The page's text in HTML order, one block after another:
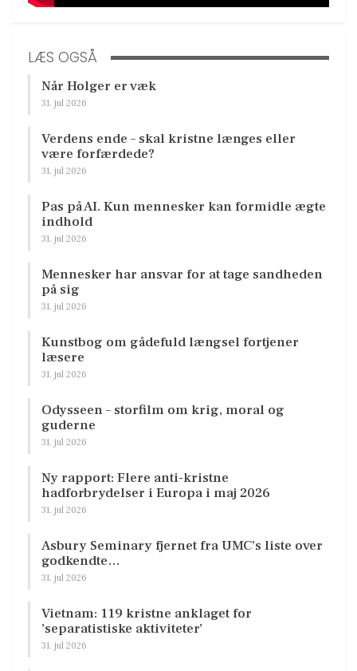
LÆS OGSÅ
Når Holger er væk
31. jul 2026
Verdens ende – skal kristne længes eller
være forfærdede?
31. jul 2026
Pas på AI. Kun mennesker kan formidle ægte
indhold
31. jul 2026
Mennesker har ansvar for at tage sandheden
på sig
31. jul 2026
Kunstbog om gådefuld længsel fortjener
læsere
31. jul 2026
Odysseen – storfilm om krig, moral og
guderne
31. jul 2026
Ny rapport: Flere anti-kristne
hadforbrydelser i Europa i maj 2026
31. jul 2026
Asbury Seminary fjernet fra UMC’s liste over
godkendte…
31. jul 2026
Vietnam: 119 kristne anklaget for
’separatistiske aktiviteter’
31. jul 2026